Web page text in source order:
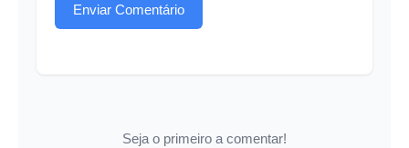
Enviar Comentário
Seja o primeiro a comentar!